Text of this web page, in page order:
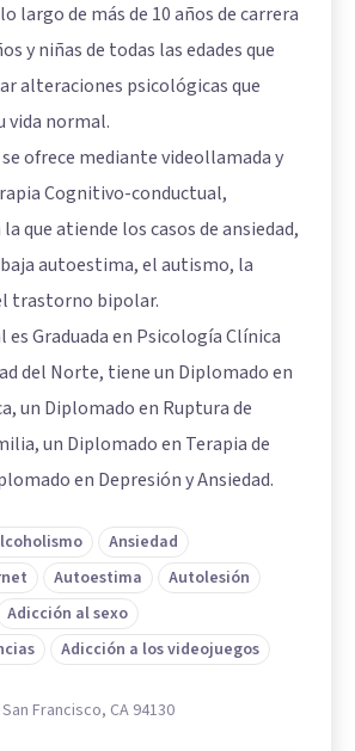
largo de más de 10 años de carrera
y niñas de todas las edades que
alteraciones psicológicas que
vida normal.
ofrece mediante videollamada y
Cognitivo-conductual,
que atiende los casos de ansiedad,
autoestima, el autismo, la
trastorno bipolar.
Graduada en Psicología Clínica
del Norte, tiene un Diplomado en
un Diplomado en Ruptura de
un Diplomado en Terapia de
en Depresión y Ansiedad.
Ansiedad
Autoestima
Autolesión
Adicción al sexo
Adicción a los videojuegos
Francisco, CA 94130